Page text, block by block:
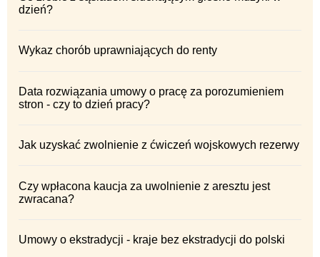
dzień?
Wykaz chorób uprawniających do renty
Data rozwiązania umowy o pracę za porozumieniem
stron - czy to dzień pracy?
Jak uzyskać zwolnienie z ćwiczeń wojskowych rezerwy
Czy wpłacona kaucja za uwolnienie z aresztu jest
zwracana?
Umowy o ekstradycji - kraje bez ekstradycji do polski